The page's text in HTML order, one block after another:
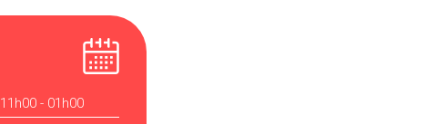
11h00 - 01h00